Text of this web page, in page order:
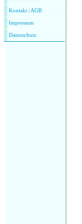
Kontakt AGB
Impressum
Datenschutz